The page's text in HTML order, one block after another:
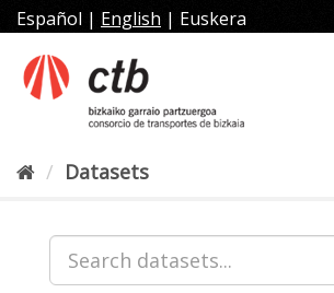
Skip
to
content
Español | English | Euskera
Datasets